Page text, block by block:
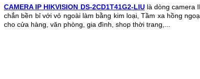
CAMERA IP HIKVISION DS-2CD1T41G2-LIUlà dòng camera
chắn bền bỉ với vỏ ngoài làm bằng kim loại,Tầm xa hồng
cho cửa hàng, văn phòng, gia đình, shop thời trang,...